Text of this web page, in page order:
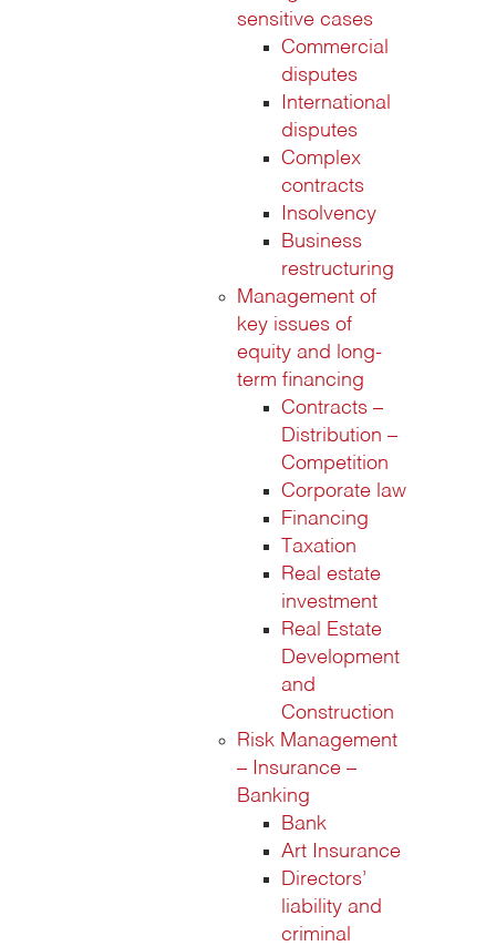
sensitive cases
Commercial
disputes
International
disputes
Complex
contracts
Insolvency
Business
restructuring
Management of
key issues of
equity and long-
term financing
Contracts –
Distribution –
Competition
Corporate law
Financing
Taxation
Real estate
investment
Real Estate
Development
and
Construction
Risk Management
– Insurance –
Banking
Bank
Art Insurance
Directors’
liability and
criminal